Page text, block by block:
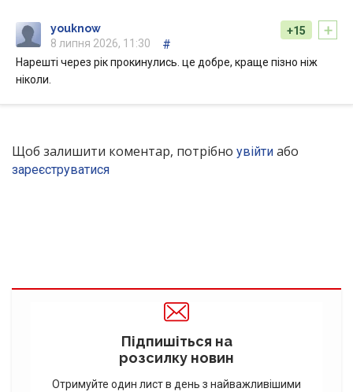
+
+15
youknow
8 липня 2026, 11:30
#
Нарешті через рік прокинулись. це добре, краще пізно ніж
ніколи.
Щоб залишити коментар, потрібно увійти або
зареєструватися
Підпишіться на
розсилку новин
Отримуйте один лист в день з найважливішими